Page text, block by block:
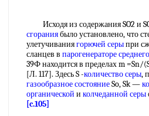
Исходя из содержания SO2 и
сгораниябыло установлено, что
улетучиваниягорючей серыпри
сланцев в парогенераторе среднего
39Ф находится в пределах m =Sn/
[Л. 117]. Здесь S -количество серы,
газообразное состояниеSo, Sk —
органической и колчеданной серы
[c.105]